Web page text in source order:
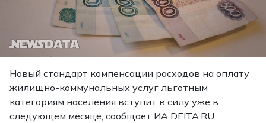
Новый стандарт компенсации расходов на оплату
жилищно-коммунальных услуг льготным
категориям населения вступит в силу уже в
следующем месяце, сообщает ИА DEITA.RU.